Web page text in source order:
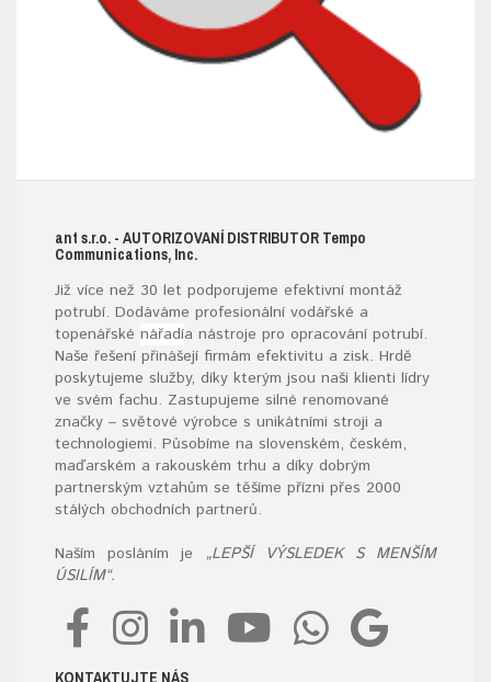
ant s.r.o. - AUTORIZOVANÍ DISTRIBUTOR Tempo
Communications, Inc.
Již více než 30 let podporujeme efektivní montáž
potrubí. Dodáváme profesionální vodářské a
topenářské nářadía nástroje pro opracování potrubí.
Naše řešení přinášejí firmám efektivitu a zisk. Hrdě
poskytujeme služby, díky kterým jsou naši klienti lídry
ve svém fachu. Zastupujeme silné renomované
značky – světové výrobce s unikátními stroji a
technologiemi. Působíme na slovenském, českém,
maďarském a rakouském trhu a díky dobrým
partnerským vztahům se těšíme přízni přes 2000
stálých obchodních partnerů.
Naším posláním je „LEPŠÍ VÝSLEDEK S MENŠÍM
ÚSILÍM“.